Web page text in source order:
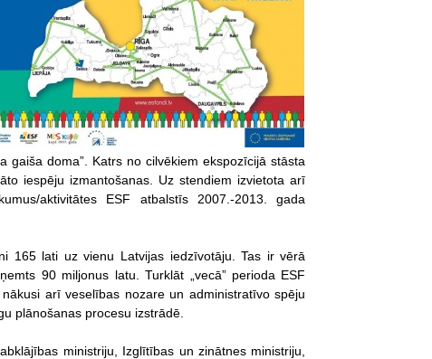
gaiša doma”. Katrs no cilvēkiem ekspozīcijā stāsta
iespēju izmantošanas. Uz stendiem izvietota arī
aktivitātes ESF atbalstīs 2007.-2013. gada
165 lati uz vienu Latvijas iedzīvotāju. Tas ir vērā
90 miljonus latu. Turklāt „vecā” perioda ESF
arī veselības nozare un administratīvo spēju
plānošanas procesu izstrādē.
ministriju, Izglītības un zinātnes ministriju,